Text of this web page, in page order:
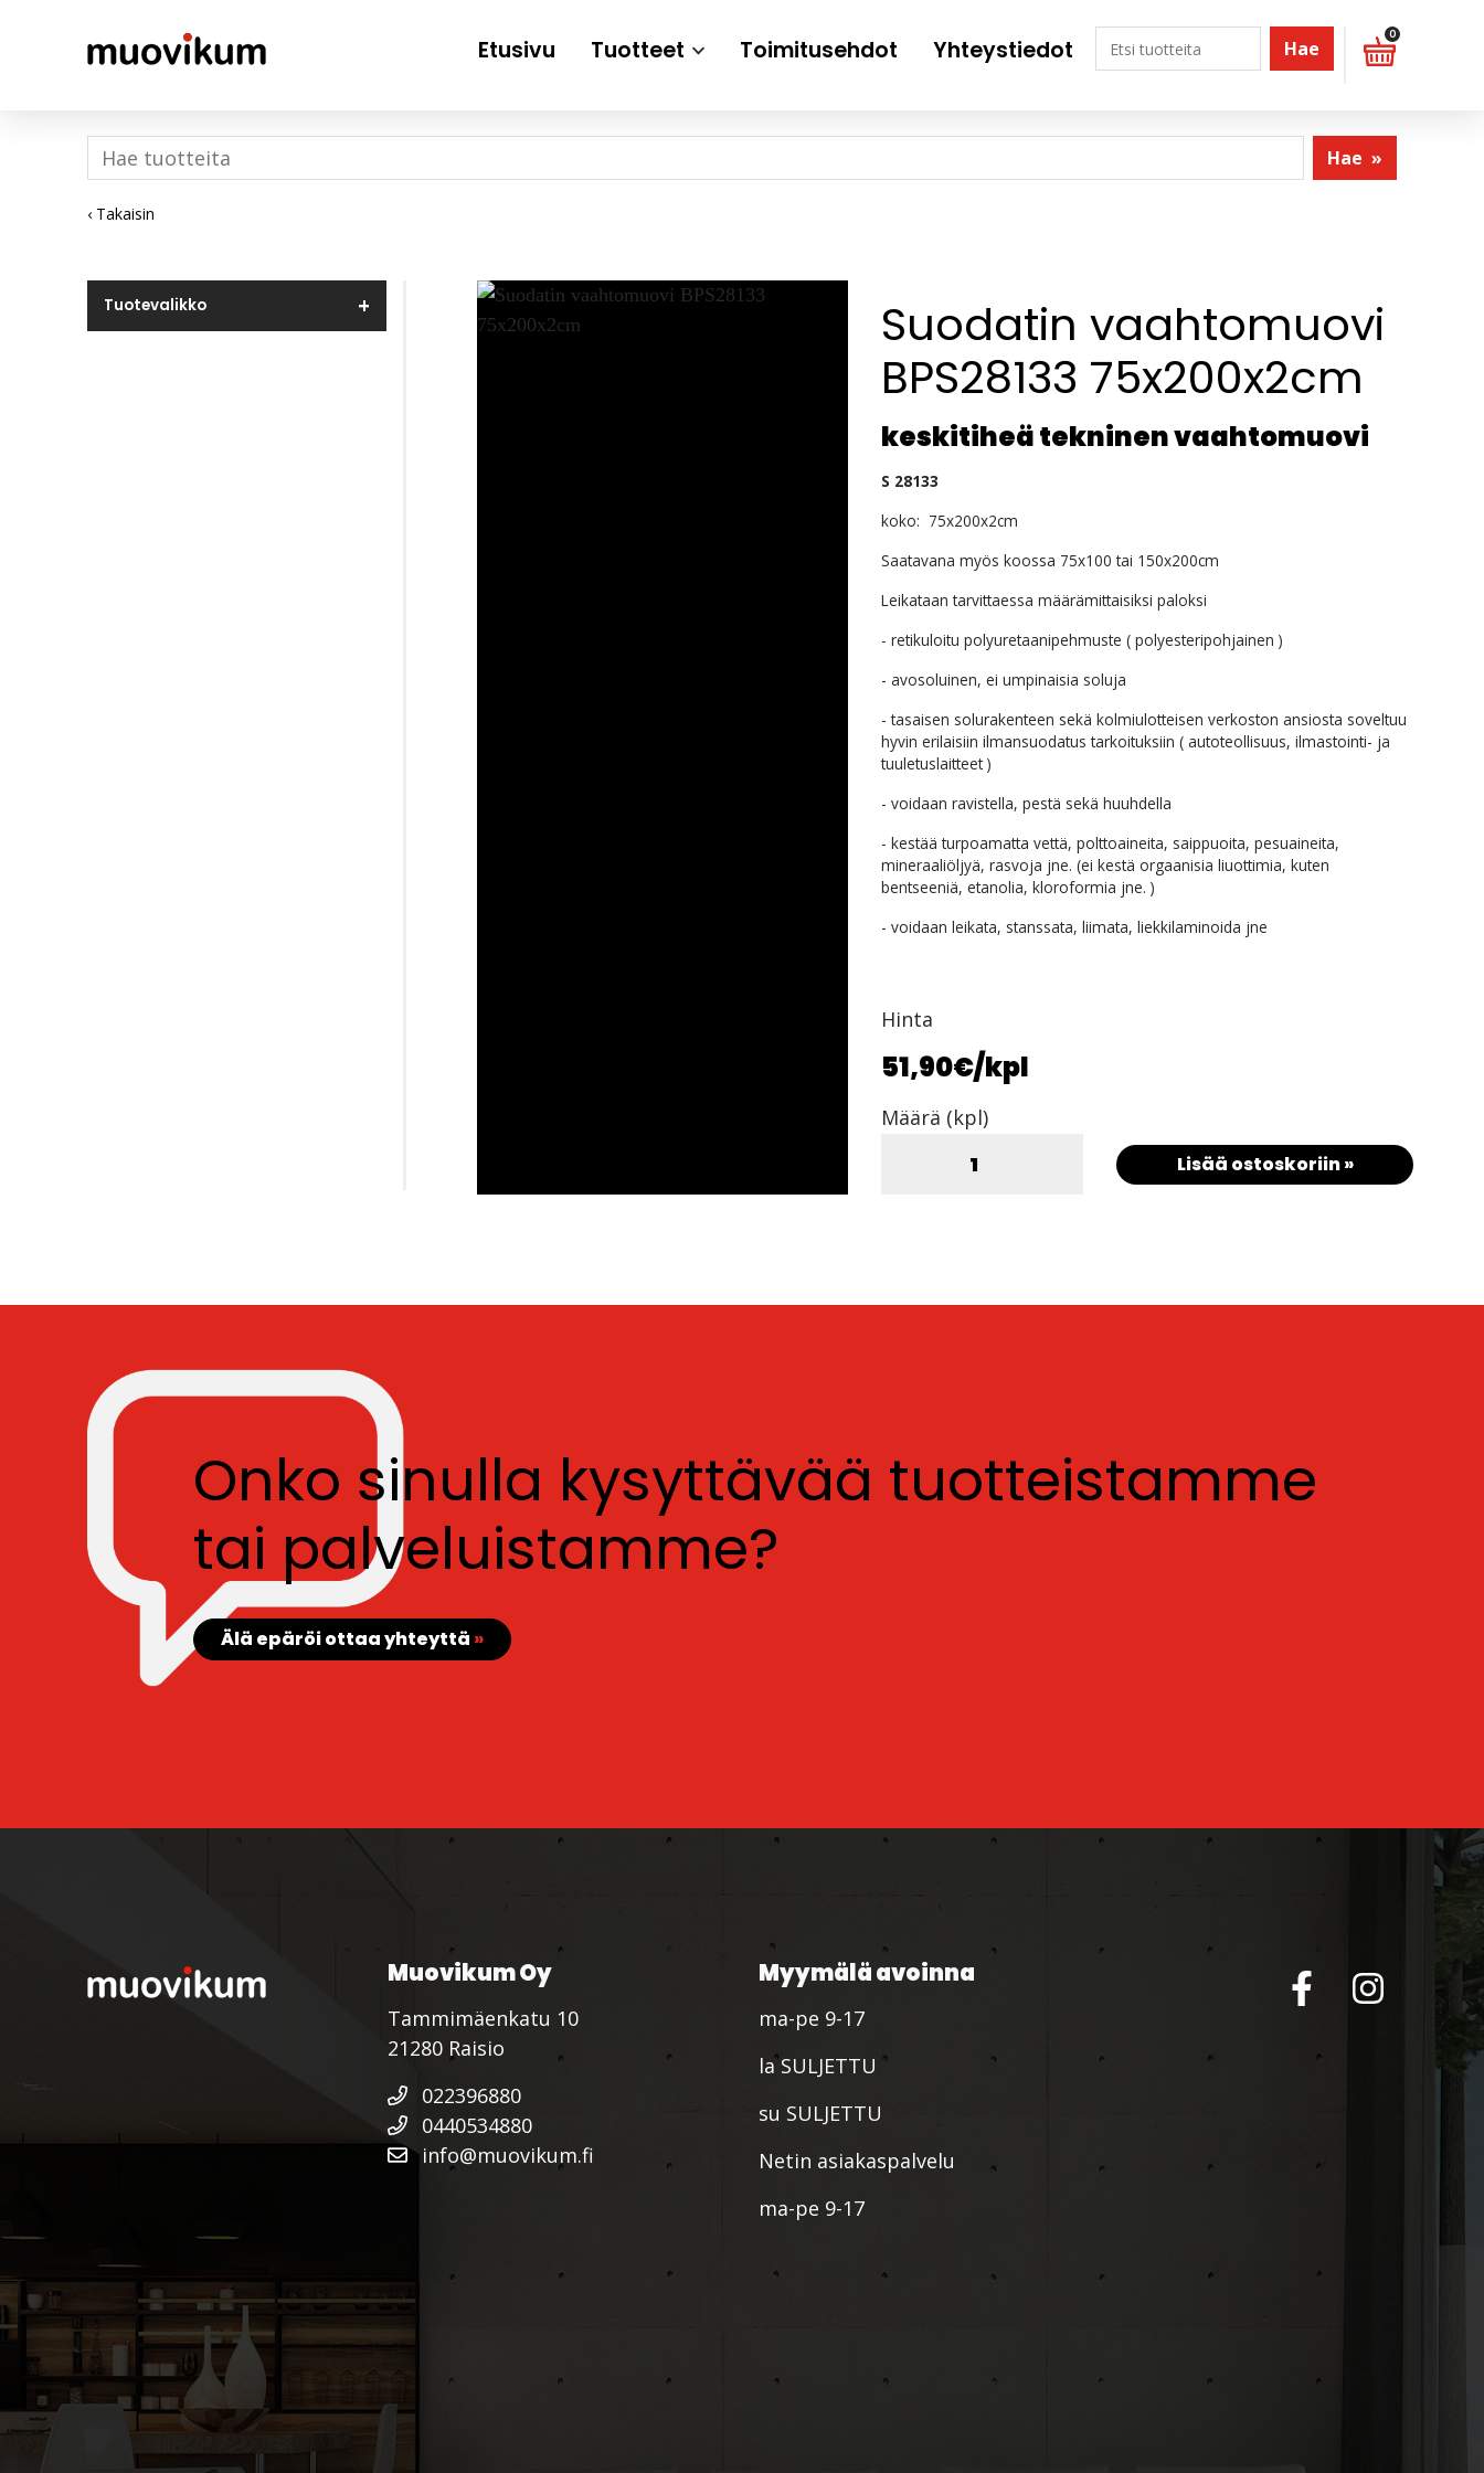
Etusivu Tuotteet Toimitusehdot Yhteystiedot Hae
0
Hae »
‹ Takaisin
Tuotevalikko
Suodatin vaahtomuovi
BPS28133 75x200x2cm
keskitiheä tekninen vaahtomuovi
S 28133
koko: 75x200x2cm
Saatavana myös koossa 75x100 tai 150x200cm
Leikataan tarvittaessa määrämittaisiksi paloksi
- retikuloitu polyuretaanipehmuste ( polyesteripohjainen )
- avosoluinen, ei umpinaisia soluja
- tasaisen solurakenteen sekä kolmiulotteisen verkoston ansiosta soveltuu
hyvin erilaisiin ilmansuodatus tarkoituksiin ( autoteollisuus, ilmastointi- ja
tuuletuslaitteet )
- voidaan ravistella, pestä sekä huuhdella
- kestää turpoamatta vettä, polttoaineita, saippuoita, pesuaineita,
mineraaliöljyä, rasvoja jne. (ei kestä orgaanisia liuottimia, kuten
bentseeniä, etanolia, kloroformia jne. )
- voidaan leikata, stanssata, liimata, liekkilaminoida jne
Hinta
51,90€/kpl
Määrä (kpl)
Lisää ostoskoriin »
Onko sinulla kysyttävää tuotteistamme
tai palveluistamme?
Älä epäröi ottaa yhteyttä »
Muovikum Oy
Tammimäenkatu 10
21280 Raisio
022396880
0440534880
info@muovikum.fi
Myymälä avoinna
ma-pe 9-17
la SULJETTU
su SULJETTU
Netin asiakaspalvelu
ma-pe 9-17